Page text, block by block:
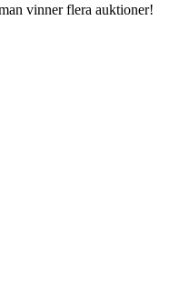
vinner flera auktioner!